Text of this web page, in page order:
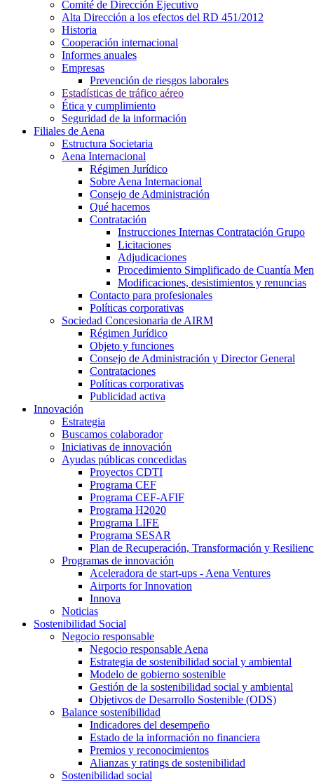
Comité de Dirección Ejecutivo
Alta Dirección a los efectos del RD 451/2012
Historia
Cooperación internacional
Informes anuales
Empresas
Prevención de riesgos laborales
Estadísticas de tráfico aéreo
Ética y cumplimiento
Seguridad de la información
Filiales de Aena
Estructura Societaria
Aena Internacional
Régimen Jurídico
Sobre Aena Internacional
Consejo de Administración
Qué hacemos
Contratación
Instrucciones Internas Contratación Grupo
Licitaciones
Adjudicaciones
Procedimiento Simplificado de Cuantía
Modificaciones, desistimientos y renuncias
Contacto para profesionales
Políticas corporativas
Sociedad Concesionaria de AIRM
Régimen Jurídico
Objeto y funciones
Consejo de Administración y Director General
Contrataciones
Políticas corporativas
Publicidad activa
Innovación
Estrategia
Buscamos colaborador
Iniciativas de innovación
Ayudas públicas concedidas
Proyectos CDTI
Programa CEF
Programa CEF-AFIF
Programa H2020
Programa LIFE
Programa SESAR
Plan de Recuperación, Transformación y
Programas de innovación
Aceleradora de start-ups - Aena Ventures
Airports for Innovation
Innova
Noticias
Sostenibilidad Social
Negocio responsable
Negocio responsable Aena
Estrategia de sostenibilidad social y ambiental
Modelo de gobierno sostenible
Gestión de la sostenibilidad social y ambiental
Objetivos de Desarrollo Sostenible (ODS)
Balance sostenibilidad
Indicadores del desempeño
Estado de la información no financiera
Premios y reconocimientos
Alianzas y ratings de sostenibilidad
Sostenibilidad social